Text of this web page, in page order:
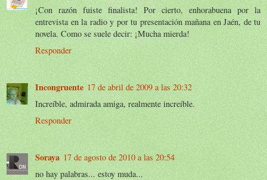
¡Con razón fuiste finalista! Por cierto, enhorabuena por la
entrevista en la radio y por tu presentación mañana en Jaén, de tu
novela. Como se suele decir: ¡Mucha mierda!
Responder
Incongruente 17 de abril de 2009 a las 20:32
Increíble, admirada amiga, realmente increíble.
Responder
Soraya 17 de agosto de 2010 a las 20:54
no hay palabras... estoy muda...